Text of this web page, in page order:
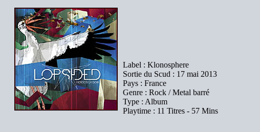
Label : Klonosphere
Sortie du Scud : 17 mai 2013
Pays : France
Genre : Rock / Metal barré
Type : Album
Playtime : 11 Titres - 57 Mins